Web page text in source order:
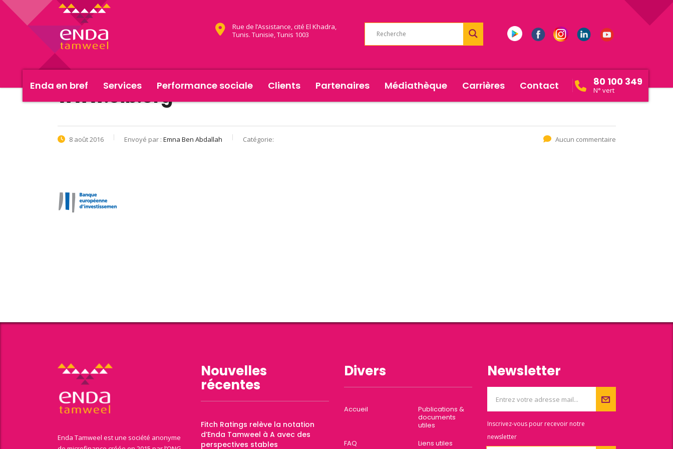
Rue de l’Assistance, cité El Khadra,
Tunis. Tunisie, Tunis 1003
Enda en bref Services Performance sociale Clients Partenaires Médiathèque Carrières Contact 80 100 349
N° vert
www.eib.org
8 août 2016 Envoyé par : Emna Ben Abdallah Catégorie: Aucun commentaire
Enda Tamweel est une société anonyme
Nouvelles
récentes
Fitch Ratings relève la notation
d’Enda Tamweel à A avec des
perspectives stables
Divers
Accueil
Publications &
documents
utiles
FAQ
Liens utiles
Newsletter
Inscrivez-vous pour recevoir notre
newsletter